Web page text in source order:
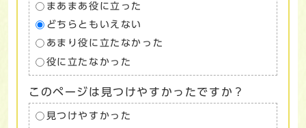
まあまあ役に立った
どちらともいえない
あまり役に立たなかった
役に立たなかった
このページは見つけやすかったですか？
見つけやすかった